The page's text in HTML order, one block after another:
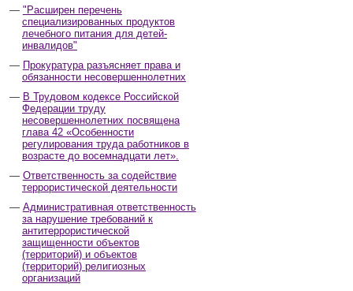
"Расширен перечень
специализированных продуктов
лечебного питания для детей-
инвалидов"
Прокуратура разъясняет права и
обязанности несовершеннолетних
В Трудовом кодексе Российской
Федерации труду
несовершеннолетних посвящена
глава 42 «Особенности
регулирования труда работников в
возрасте до восемнадцати лет».
Ответственность за содействие
террористической деятельности
Административная ответственность
за нарушение требований к
антитеррористической
защищенности объектов
(территорий) и объектов
(территорий) религиозных
организаций